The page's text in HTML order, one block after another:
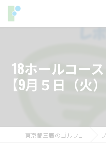
18ホールコー
【9月５日（火
ブログ